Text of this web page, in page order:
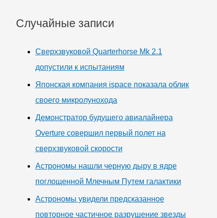
Случайные записи
Сверхзвуковой Quarterhorse Mk 2.1
допустили к испытаниям
Японская компания ispace показала облик
своего микролунохода
Демонстратор будущего авиалайнера
Overture совершил первый полет на
сверхзвуковой скорости
Астрономы нашли черную дыру в ядре
поглощенной Млечным Путем галактики
Астрономы увидели предсказанное
повторное частичное разрушение звезды